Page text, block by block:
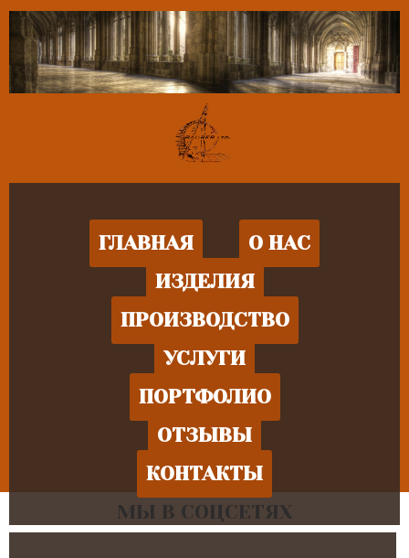
ГЛАВНАЯ
О НАС
ИЗДЕЛИЯ
ПРОИЗВОДСТВО
УСЛУГИ
ПОРТФОЛИО
ОТЗЫВЫ
КОНТАКТЫ
МЫ В СОЦСЕТЯХ